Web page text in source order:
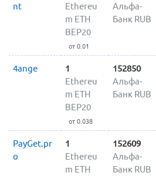
nt
Ethereu
m ETH
BEP20
от 0.01
Альфа-
Банк RUB
4ange
1
Ethereu
m ETH
BEP20
от 0.038
152850
Альфа-
Банк RUB
PayGet.pr
o
1
Ethereu
m ETH
152609
Альфа-
Банк RUB